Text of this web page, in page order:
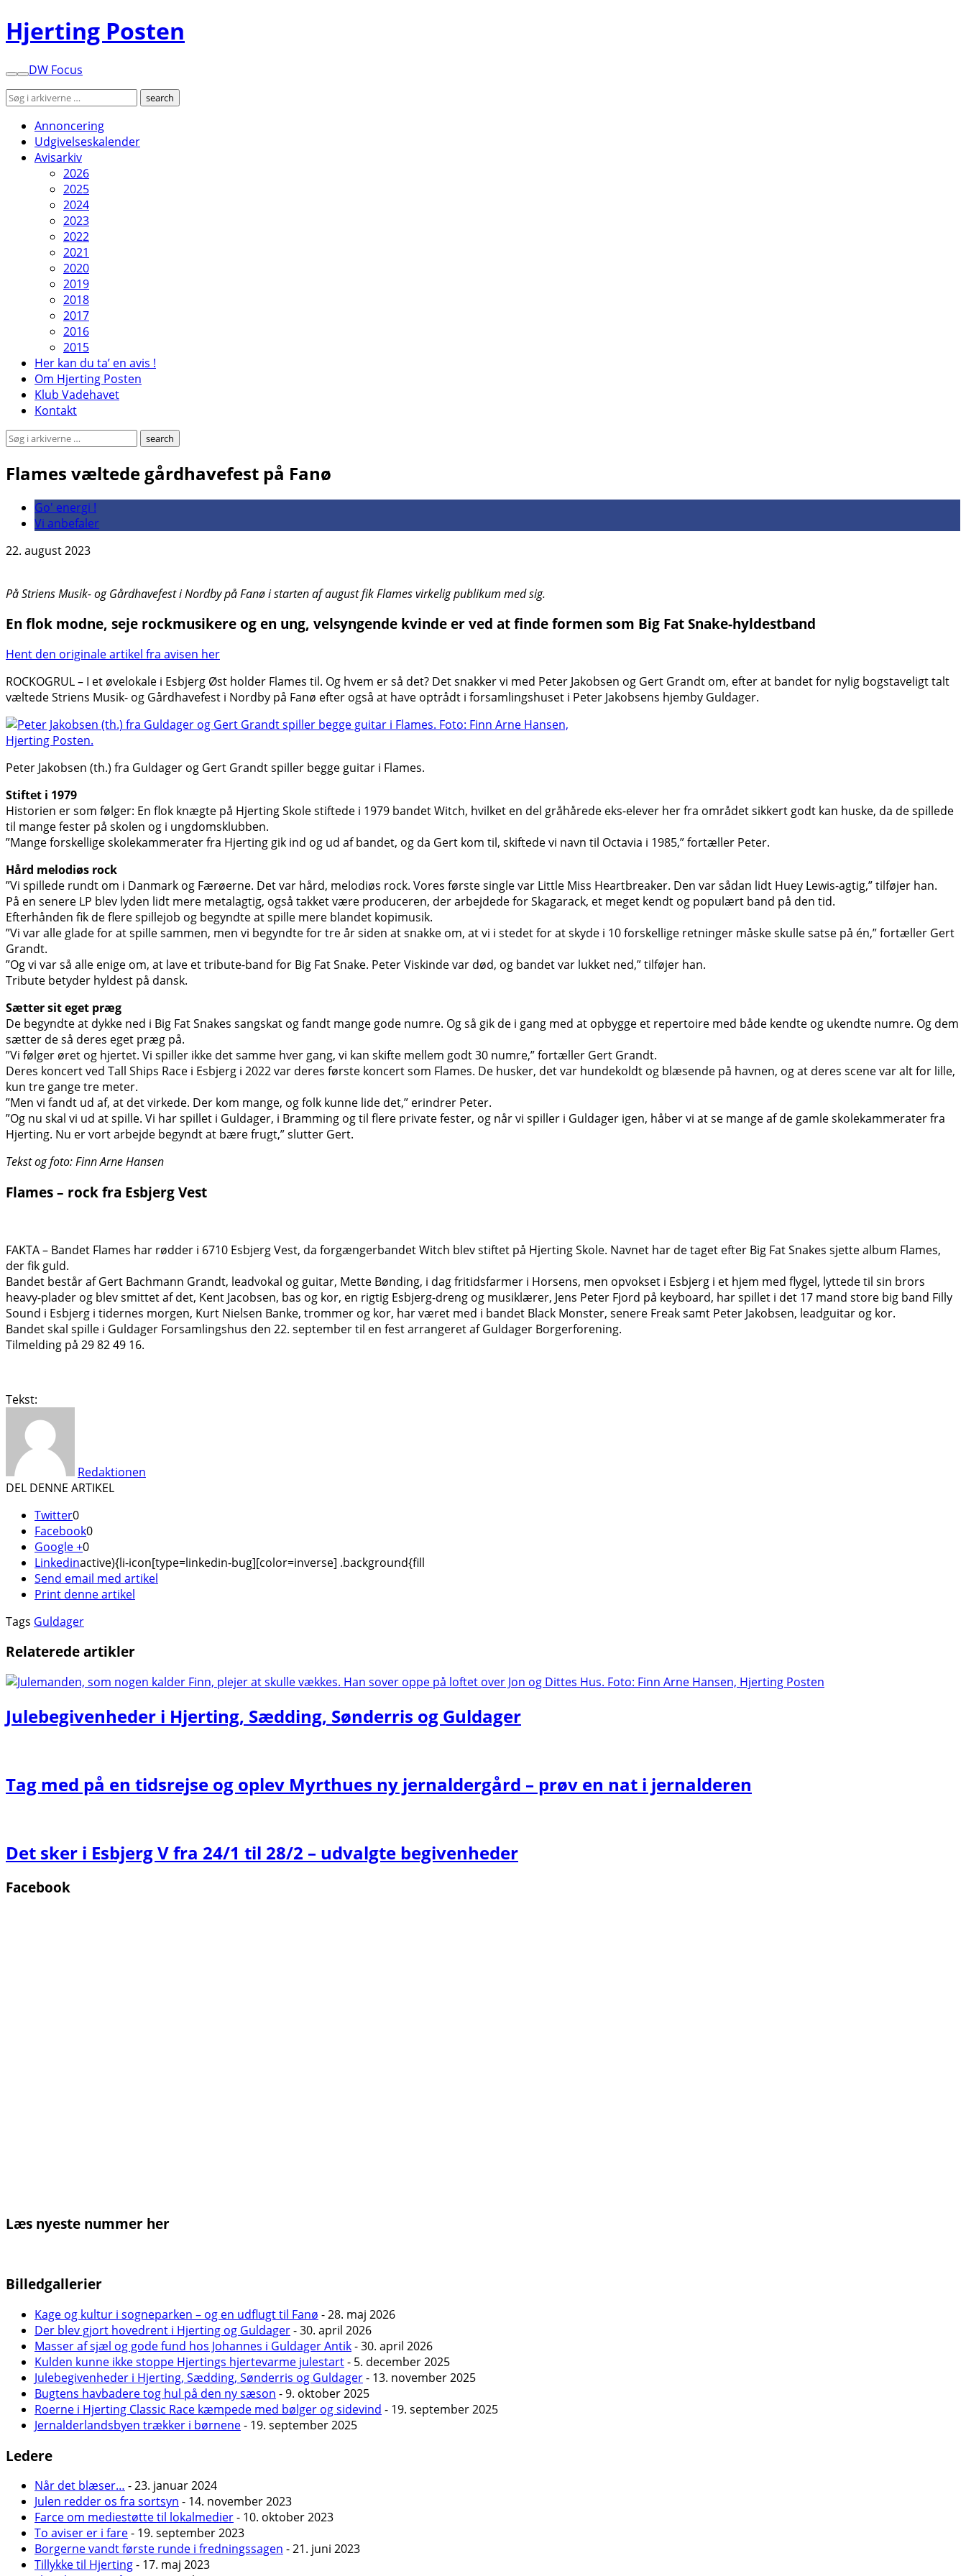
Hjerting Posten
DW Focus
Annoncering
Udgivelseskalender
Avisarkiv
2026
2025
2024
2023
2022
2021
2020
2019
2018
2017
2016
2015
Her kan du ta’ en avis !
Om Hjerting Posten
Klub Vadehavet
Kontakt
Flames væltede gårdhavefest på Fanø
Go' energi !
Vi anbefaler
22. august 2023
På Striens Musik- og Gårdhavefest i Nordby på Fanø i starten af august fik Flames virkelig publikum med sig.
En flok modne, seje rockmusikere og en ung, velsyngende kvinde er ved at finde formen som Big Fat Snake-hyldestband
Hent den originale artikel fra avisen her
ROCKOGRUL – I et øvelokale i Esbjerg Øst holder Flames til. Og hvem er så det? Det snakker vi med Peter Jakobsen og Gert Grandt om, efter at bandet for nylig bogstaveligt talt
væltede Striens Musik- og Gårdhavefest i Nordby på Fanø efter også at have optrådt i forsamlingshuset i Peter Jakobsens hjemby Guldager.
Peter Jakobsen (th.) fra Guldager og Gert Grandt spiller begge guitar i Flames.
Stiftet i 1979
Historien er som følger: En flok knægte på Hjerting Skole stiftede i 1979 bandet Witch, hvilket en del gråhårede eks-elever her fra området sikkert godt kan huske, da de spillede
til mange fester på skolen og i ungdomsklubben.
”Mange forskellige skolekammerater fra Hjerting gik ind og ud af bandet, og da Gert kom til, skiftede vi navn til Octavia i 1985,” fortæller Peter.
Hård melodiøs rock
”Vi spillede rundt om i Danmark og Færøerne. Det var hård, melodiøs rock. Vores første single var Little Miss Heartbreaker. Den var sådan lidt Huey Lewis-agtig,” tilføjer han.
På en senere LP blev lyden lidt mere metalagtig, også takket være produceren, der arbejdede for Skagarack, et meget kendt og populært band på den tid.
Efterhånden fik de flere spillejob og begyndte at spille mere blandet kopimusik.
”Vi var alle glade for at spille sammen, men vi begyndte for tre år siden at snakke om, at vi i stedet for at skyde i 10 forskellige retninger måske skulle satse på én,” fortæller Gert
Grandt.
”Og vi var så alle enige om, at lave et tribute-band for Big Fat Snake. Peter Viskinde var død, og bandet var lukket ned,” tilføjer han.
Tribute betyder hyldest på dansk.
Sætter sit eget præg
De begyndte at dykke ned i Big Fat Snakes sangskat og fandt mange gode numre. Og så gik de i gang med at opbygge et repertoire med både kendte og ukendte numre. Og dem
sætter de så deres eget præg på.
”Vi følger øret og hjertet. Vi spiller ikke det samme hver gang, vi kan skifte mellem godt 30 numre,” fortæller Gert Grandt.
Deres koncert ved Tall Ships Race i Esbjerg i 2022 var deres første koncert som Flames. De husker, det var hundekoldt og blæsende på havnen, og at deres scene var alt for lille,
kun tre gange tre meter.
”Men vi fandt ud af, at det virkede. Der kom mange, og folk kunne lide det,” erindrer Peter.
”Og nu skal vi ud at spille. Vi har spillet i Guldager, i Bramming og til flere private fester, og når vi spiller i Guldager igen, håber vi at se mange af de gamle skolekammerater fra
Hjerting. Nu er vort arbejde begyndt at bære frugt,” slutter Gert.
Tekst og foto: Finn Arne Hansen
Flames – rock fra Esbjerg Vest
FAKTA – Bandet Flames har rødder i 6710 Esbjerg Vest, da forgængerbandet Witch blev stiftet på Hjerting Skole. Navnet har de taget efter Big Fat Snakes sjette album Flames,
der fik guld.
Bandet består af Gert Bachmann Grandt, leadvokal og guitar, Mette Bønding, i dag fritidsfarmer i Horsens, men opvokset i Esbjerg i et hjem med flygel, lyttede til sin brors
heavy-plader og blev smittet af det, Kent Jacobsen, bas og kor, en rigtig Esbjerg-dreng og musiklærer, Jens Peter Fjord på keyboard, har spillet i det 17 mand store big band Filly
Sound i Esbjerg i tidernes morgen, Kurt Nielsen Banke, trommer og kor, har været med i bandet Black Monster, senere Freak samt Peter Jakobsen, leadguitar og kor.
Bandet skal spille i Guldager Forsamlingshus den 22. september til en fest arrangeret af Guldager Borgerforening.
Tilmelding på 29 82 49 16.
Tekst:
Redaktionen
DEL DENNE ARTIKEL
Twitter0
Facebook0
Google +0
Linkedinactive){li-icon[type=linkedin-bug][color=inverse] .background{fill
Send email med artikel
Print denne artikel
Tags Guldager
Relaterede artikler
Julebegivenheder i Hjerting, Sædding, Sønderris og Guldager
Tag med på en tidsrejse og oplev Myrthues ny jernaldergård – prøv en nat i jernalderen
Det sker i Esbjerg V fra 24/1 til 28/2 – udvalgte begivenheder
Facebook
Læs nyeste nummer her
Billedgallerier
Kage og kultur i sogneparken – og en udflugt til Fanø - 28. maj 2026
Der blev gjort hovedrent i Hjerting og Guldager- 30. april 2026
Masser af sjæl og gode fund hos Johannes i Guldager Antik- 30. april 2026
Kulden kunne ikke stoppe Hjertings hjertevarme julestart- 5. december 2025
Julebegivenheder i Hjerting, Sædding, Sønderris og Guldager- 13. november 2025
Bugtens havbadere tog hul på den ny sæson - 9. oktober 2025
Roerne i Hjerting Classic Race kæmpede med bølger og sidevind - 19. september 2025
Jernalderlandsbyen trækker i børnene- 19. september 2025
Ledere
Når det blæser… - 23. januar 2024
Julen redder os fra sortsyn - 14. november 2023
Farce om mediestøtte til lokalmedier- 10. oktober 2023
To aviser er i fare- 19. september 2023
Borgerne vandt første runde i fredningssagen - 21. juni 2023
Tillykke til Hjerting- 17. maj 2023